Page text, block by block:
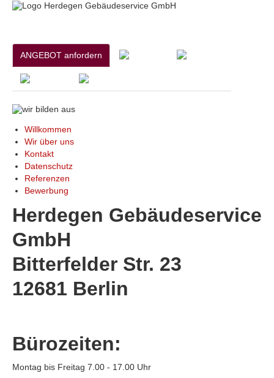
ANGEBOT anfordern
Willkommen
Wir über uns
Kontakt
Datenschutz
Referenzen
Bewerbung
Herdegen Gebäudeservice
GmbH
Bitterfelder Str. 23
12681 Berlin
Bürozeiten:
Montag bis Freitag 7.00 - 17.00 Uhr